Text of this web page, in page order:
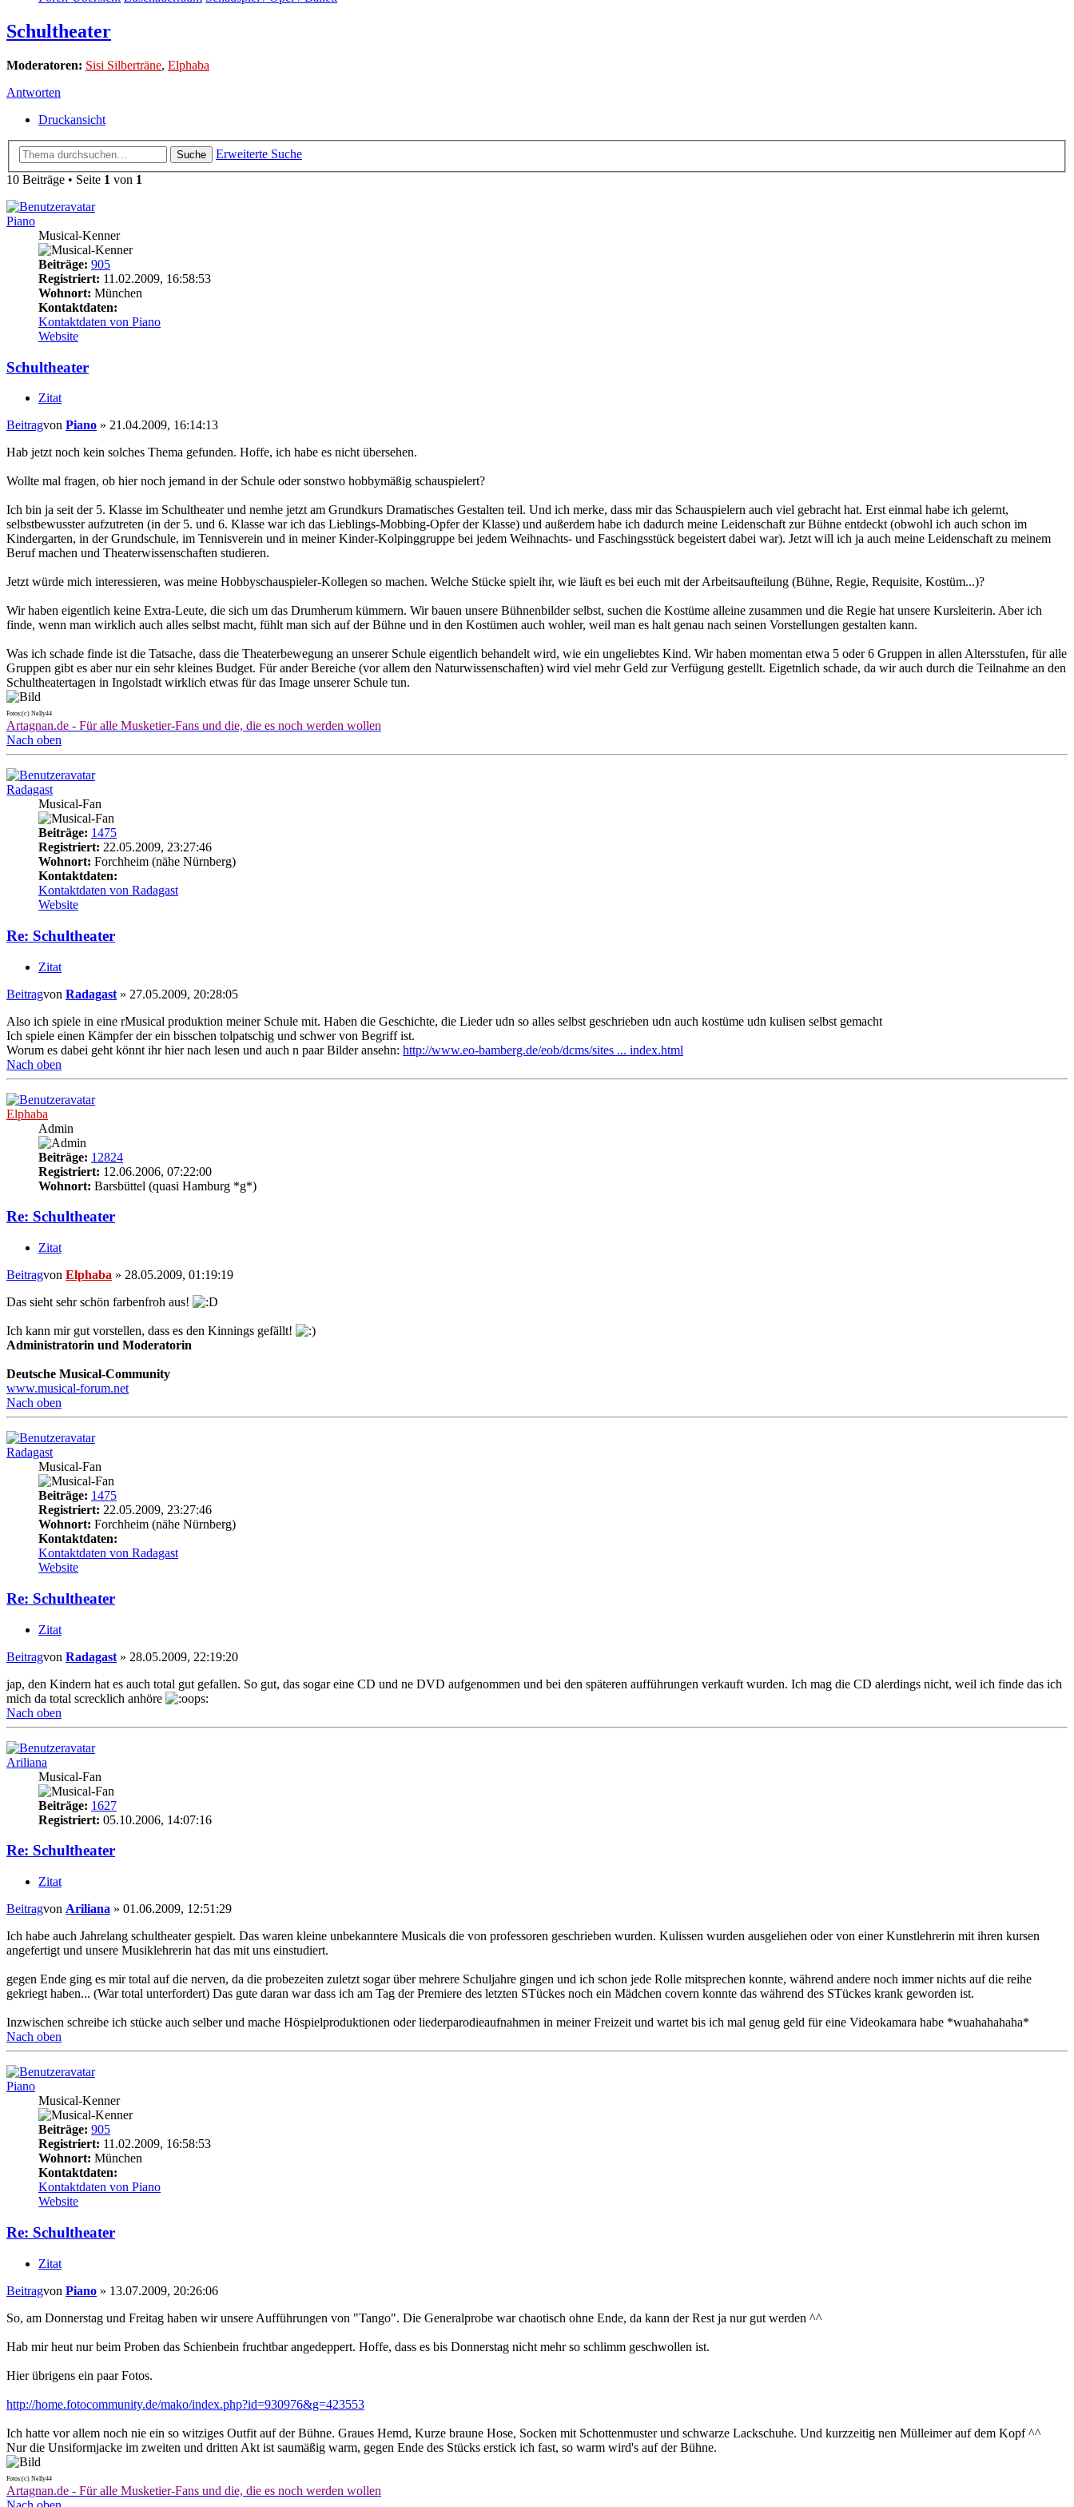
Schultheater
Moderatoren: Sisi Silberträne, Elphaba
Antworten
Druckansicht
Suche
Erweiterte Suche
10 Beiträge • Seite 1 von 1
Piano
Musical-Kenner
Beiträge: 905
Registriert: 11.02.2009, 16:58:53
Wohnort: München
Kontaktdaten:
Kontaktdaten von Piano
Website
Schultheater
Zitat
Beitragvon Piano » 21.04.2009, 16:14:13
Hab jetzt noch kein solches Thema gefunden. Hoffe, ich habe es nicht übersehen.
Wollte mal fragen, ob hier noch jemand in der Schule oder sonstwo hobbymäßig schauspielert?
Ich bin ja seit der 5. Klasse im Schultheater und nemhe jetzt am Grundkurs Dramatisches Gestalten teil. Und ich merke, dass mir das Schauspielern auch viel gebracht hat. Erst einmal habe ich gelernt,
selbstbewusster aufzutreten (in der 5. und 6. Klasse war ich das Lieblings-Mobbing-Opfer der Klasse) und außerdem habe ich dadurch meine Leidenschaft zur Bühne entdeckt (obwohl ich auch schon im
Kindergarten, in der Grundschule, im Tennisverein und in meiner Kinder-Kolpinggruppe bei jedem Weihnachts- und Faschingsstück begeistert dabei war). Jetzt will ich ja auch meine Leidenschaft zu meinem
Beruf machen und Theaterwissenschaften studieren.
Jetzt würde mich interessieren, was meine Hobbyschauspieler-Kollegen so machen. Welche Stücke spielt ihr, wie läuft es bei euch mit der Arbeitsaufteilung (Bühne, Regie, Requisite, Kostüm...)?
Wir haben eigentlich keine Extra-Leute, die sich um das Drumherum kümmern. Wir bauen unsere Bühnenbilder selbst, suchen die Kostüme alleine zusammen und die Regie hat unsere Kursleiterin. Aber ich
finde, wenn man wirklich auch alles selbst macht, fühlt man sich auf der Bühne und in den Kostümen auch wohler, weil man es halt genau nach seinen Vorstellungen gestalten kann.
Was ich schade finde ist die Tatsache, dass die Theaterbewegung an unserer Schule eigentlich behandelt wird, wie ein ungeliebtes Kind. Wir haben momentan etwa 5 oder 6 Gruppen in allen Altersstufen, für alle
Gruppen gibt es aber nur ein sehr kleines Budget. Für ander Bereiche (vor allem den Naturwissenschaften) wird viel mehr Geld zur Verfügung gestellt. Eigetnlich schade, da wir auch durch die Teilnahme an den
Schultheatertagen in Ingolstadt wirklich etwas für das Image unserer Schule tun.
Fotos:(c) Nelly44
Artagnan.de - Für alle Musketier-Fans und die, die es noch werden wollen
Nach oben
Radagast
Musical-Fan
Beiträge: 1475
Registriert: 22.05.2009, 23:27:46
Wohnort: Forchheim (nähe Nürnberg)
Kontaktdaten:
Kontaktdaten von Radagast
Website
Re: Schultheater
Zitat
Beitragvon Radagast » 27.05.2009, 20:28:05
Also ich spiele in eine rMusical produktion meiner Schule mit. Haben die Geschichte, die Lieder udn so alles selbst geschrieben udn auch kostüme udn kulisen selbst gemacht
Ich spiele einen Kämpfer der ein bisschen tolpatschig und schwer von Begriff ist.
Worum es dabei geht könnt ihr hier nach lesen und auch n paar Bilder ansehn: http://www.eo-bamberg.de/eob/dcms/sites ... index.html
Nach oben
Elphaba
Admin
Beiträge: 12824
Registriert: 12.06.2006, 07:22:00
Wohnort: Barsbüttel (quasi Hamburg *g*)
Re: Schultheater
Zitat
Beitragvon Elphaba » 28.05.2009, 01:19:19
Das sieht sehr schön farbenfroh aus!
Ich kann mir gut vorstellen, dass es den Kinnings gefällt!
Administratorin und Moderatorin
Deutsche Musical-Community
www.musical-forum.net
Nach oben
Radagast
Musical-Fan
Beiträge: 1475
Registriert: 22.05.2009, 23:27:46
Wohnort: Forchheim (nähe Nürnberg)
Kontaktdaten:
Kontaktdaten von Radagast
Website
Re: Schultheater
Zitat
Beitragvon Radagast » 28.05.2009, 22:19:20
jap, den Kindern hat es auch total gut gefallen. So gut, das sogar eine CD und ne DVD aufgenommen und bei den späteren aufführungen verkauft wurden. Ich mag die CD alerdings nicht, weil ich finde das ich
mich da total screcklich anhöre
Nach oben
Ariliana
Musical-Fan
Beiträge: 1627
Registriert: 05.10.2006, 14:07:16
Re: Schultheater
Zitat
Beitragvon Ariliana » 01.06.2009, 12:51:29
Ich habe auch Jahrelang schultheater gespielt. Das waren kleine unbekanntere Musicals die von professoren geschrieben wurden. Kulissen wurden ausgeliehen oder von einer Kunstlehrerin mit ihren kursen
angefertigt und unsere Musiklehrerin hat das mit uns einstudiert.
gegen Ende ging es mir total auf die nerven, da die probezeiten zuletzt sogar über mehrere Schuljahre gingen und ich schon jede Rolle mitsprechen konnte, während andere noch immer nichts auf die reihe
gekriegt haben... (War total unterfordert) Das gute daran war dass ich am Tag der Premiere des letzten STückes noch ein Mädchen covern konnte das während des STückes krank geworden ist.
Inzwischen schreibe ich stücke auch selber und mache Höspielproduktionen oder liederparodieaufnahmen in meiner Freizeit und wartet bis ich mal genug geld für eine Videokamara habe *wuahahahaha*
Nach oben
Piano
Musical-Kenner
Beiträge: 905
Registriert: 11.02.2009, 16:58:53
Wohnort: München
Kontaktdaten:
Kontaktdaten von Piano
Website
Re: Schultheater
Zitat
Beitragvon Piano » 13.07.2009, 20:26:06
So, am Donnerstag und Freitag haben wir unsere Aufführungen von "Tango". Die Generalprobe war chaotisch ohne Ende, da kann der Rest ja nur gut werden ^^
Hab mir heut nur beim Proben das Schienbein fruchtbar angedeppert. Hoffe, dass es bis Donnerstag nicht mehr so schlimm geschwollen ist.
Hier übrigens ein paar Fotos.
http://home.fotocommunity.de/mako/index.php?id=930976&g=423553
Ich hatte vor allem noch nie ein so witziges Outfit auf der Bühne. Graues Hemd, Kurze braune Hose, Socken mit Schottenmuster und schwarze Lackschuhe. Und kurzzeitig nen Mülleimer auf dem Kopf ^^
Nur die Unsiformjacke im zweiten und dritten Akt ist saumäßig warm, gegen Ende des Stücks erstick ich fast, so warm wird's auf der Bühne.
Fotos:(c) Nelly44
Artagnan.de - Für alle Musketier-Fans und die, die es noch werden wollen